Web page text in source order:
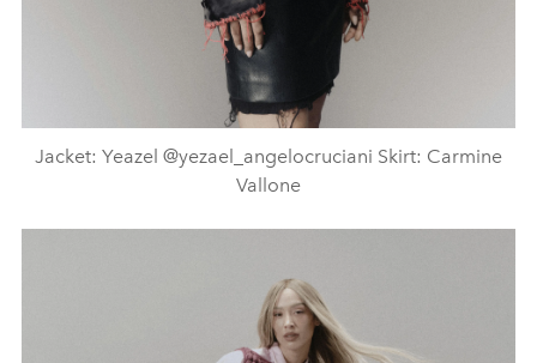
Jacket: Yeazel @yezael_angelocruciani Skirt: Carmine
Vallone